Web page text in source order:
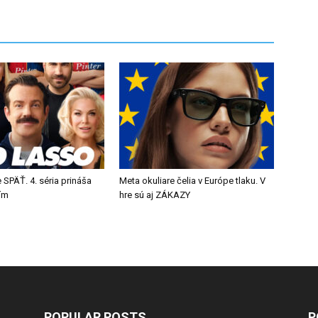
4. séria prináša
Meta okuliare čelia v Európe tlaku. V
hre sú aj ZÁKAZY